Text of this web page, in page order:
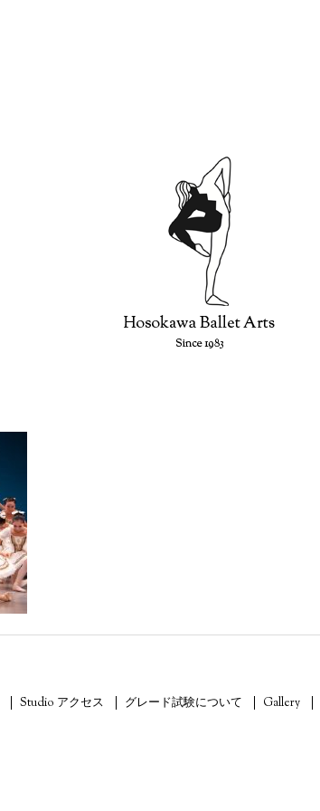
Studio アクセス グレード試験について Gallery